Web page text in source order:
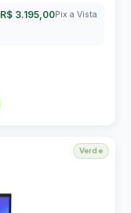
R$ 3.195,00Pix a Vista
Verde